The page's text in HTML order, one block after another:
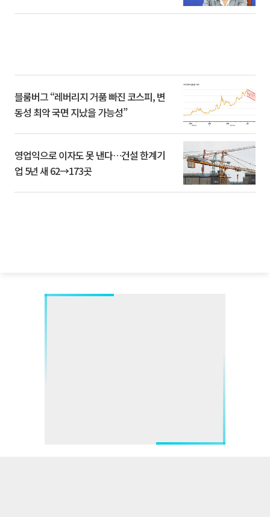
블룸버그 “레버리지 거품 빠진 코스피, 변
동성 최악 국면 지났을 가능성”
영업익으로 이자도 못 낸다…건설 한계기
업 5년 새 62→173곳